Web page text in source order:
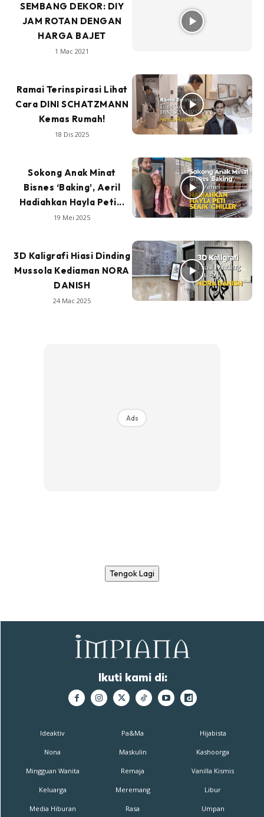
SEMBANG DEKOR: DIY
JAM ROTAN DENGAN
HARGA BAJET
1 Mac 2021
Ramai Terinspirasi Lihat
Cara DINI SCHATZMANN
Kemas Rumah!
18 Dis 2025
Sokong Anak Minat
Bisnes ‘Baking’, Aeril
Hadiahkan Hayla Peti...
19 Mei 2025
3D Kaligrafi Hiasi Dinding
Mussola Kediaman NORA
DANISH
24 Mac 2025
Ads
Tengok Lagi
Ikuti kami di:
Ideaktiv
Nona
Mingguan Wanita
Keluarga
Media Hiburan
Pa&Ma
Maskulin
Remaja
Meremang
Rasa
Hijabista
Kashoorga
Vanilla Kismis
Libur
Umpan